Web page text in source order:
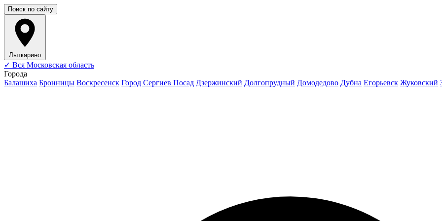
Поиск по сайту
Лыткарино
✓ Вся Московская область
Города
Балашиха Бронницы Воскресенск Город Сергиев Посад Дзержинский Долгопрудный Домодедово Дубна Егорьевск Жуковский